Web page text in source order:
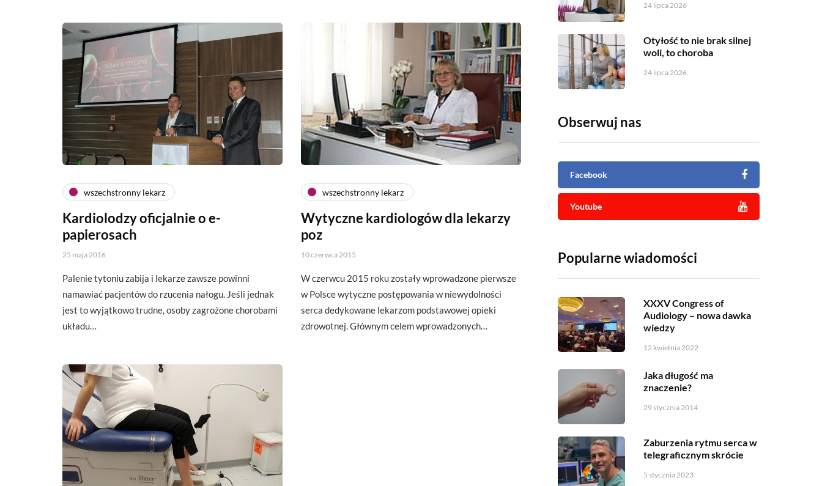
wszechstronny lekarz
Kardiolodzy oficjalnie o e-
papierosach
25 maja 2016
Palenie tytoniu zabija i lekarze zawsze powinni
namawiać pacjentów do rzucenia nałogu. Jeśli jednak
jest to wyjątkowo trudne, osoby zagrożone chorobami
układu…
wszechstronny lekarz
Wytyczne kardiologów dla lekarzy
poz
10 czerwca 2015
W czerwcu 2015 roku zostały wprowadzone pierwsze
w Polsce wytyczne postępowania w niewydolności
serca dedykowane lekarzom podstawowej opieki
zdrowotnej. Głównym celem wprowadzonych…
24 lipca 2026
Otyłość to nie brak silnej
woli, to choroba
24 lipca 2026
Obserwuj nas
Facebook
Youtube
Popularne wiadomości
XXXV Congress of
Audiology – nowa dawka
wiedzy
12 kwietnia 2022
Jaka długość ma
znaczenie?
29 stycznia 2014
Zaburzenia rytmu serca w
telegraficznym skrócie
5 stycznia 2023